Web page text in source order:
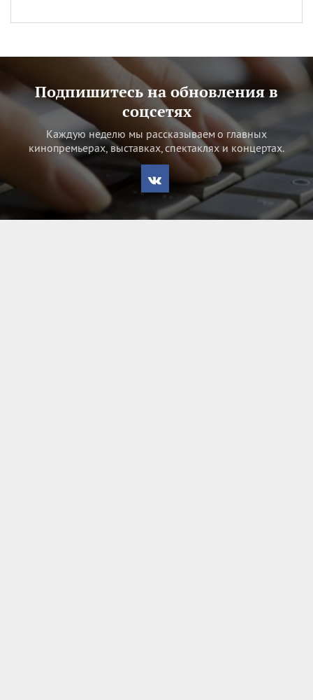
Подпишитесь на обновления в
соцсетях
Каждую неделю мы рассказываем о главных
кинопремьерах, выставках, спектаклях и концертах.